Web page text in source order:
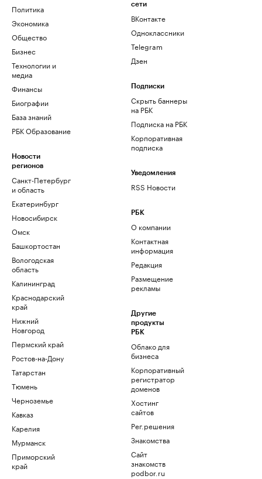
Политика
Экономика
Общество
Бизнес
Технологии и
медиа
Финансы
Биографии
База знаний
РБК Образование
Новости
регионов
Санкт-Петербург
и область
Екатеринбург
Новосибирск
Омск
Башкортостан
Вологодская
область
Калининград
Краснодарский
край
Нижний
Новгород
Пермский край
Ростов-на-Дону
Татарстан
Тюмень
Черноземье
Кавказ
Карелия
Мурманск
Приморский
край
сети
ВКонтакте
Одноклассники
Telegram
Дзен
Подписки
Скрыть баннеры
на РБК
Подписка на РБК
Корпоративная
подписка
Уведомления
RSS Новости
РБК
О компании
Контактная
информация
Редакция
Размещение
рекламы
Другие
продукты
РБК
Облако для
бизнеса
Корпоративный
регистратор
доменов
Хостинг
сайтов
Рег.решения
Знакомства
Сайт
знакомств
podbor.ru